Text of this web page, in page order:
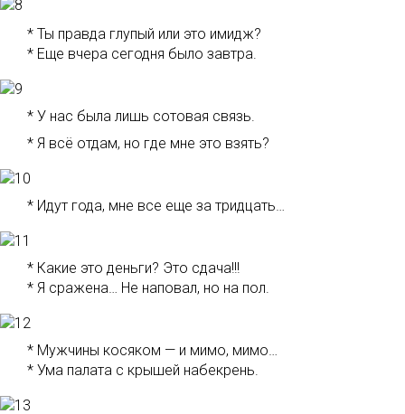
* Ты правда глупый или это имидж?
* Еще вчера сегодня было завтра.
* У нас была лишь сотовая связь.
* Я всё отдам, но где мне это взять?
* Идут года, мне все еще за тридцать…
* Какие это деньги? Это сдача!!!
* Я сражена… Не наповал, но на пол.
* Мужчины косяком — и мимо, мимо…
* Ума палата с крышей набекрень.